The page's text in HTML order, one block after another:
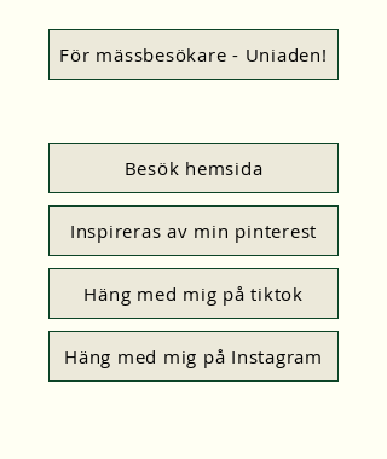
För mässbesökare - Uniaden!
Besök hemsida
Inspireras av min pinterest
Häng med mig på tiktok
Häng med mig på Instagram